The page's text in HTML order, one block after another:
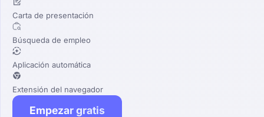
Carta de presentación
Búsqueda de empleo
Aplicación automática
Extensión del navegador
Empezar gratis